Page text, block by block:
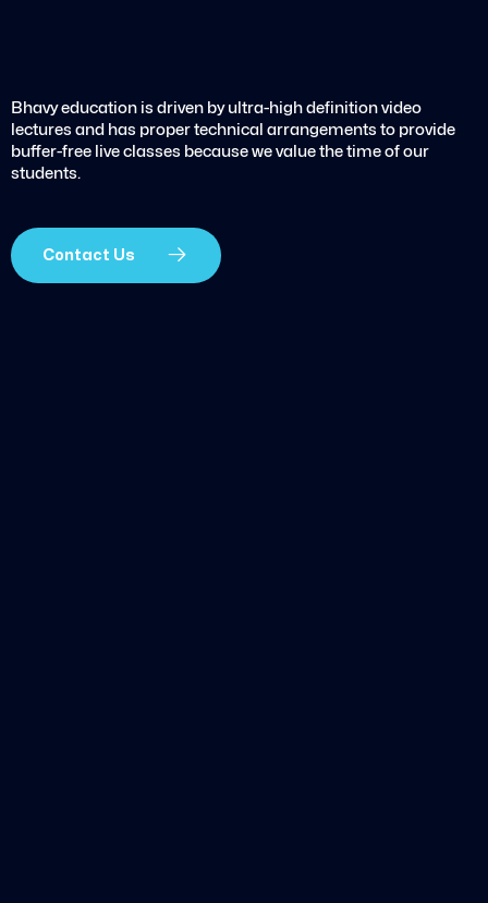
Bhavy education is driven by ultra-high definition video
lectures and has proper technical arrangements to provide
buffer-free live classes because we value the time of our
students.
Contact Us